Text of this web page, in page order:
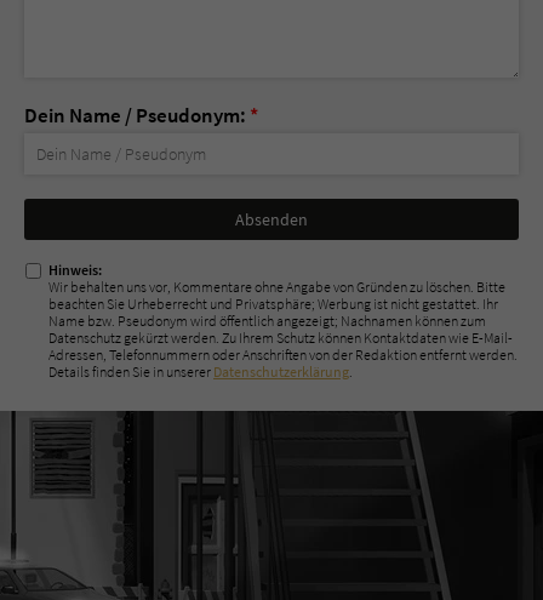
Dein Name / Pseudonym: *
Nicht
ausfüllen!
Hinweis:
Wir behalten uns vor, Kommentare ohne Angabe von Gründen zu löschen. Bitte
beachten Sie Urheberrecht und Privatsphäre; Werbung ist nicht gestattet. Ihr
Name bzw. Pseudonym wird öffentlich angezeigt; Nachnamen können zum
Datenschutz gekürzt werden. Zu Ihrem Schutz können Kontaktdaten wie E-Mail-
Adressen, Telefonnummern oder Anschriften von der Redaktion entfernt werden.
Details finden Sie in unserer Datenschutzerklärung.